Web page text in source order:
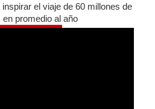
el viaje de 60 millones de
en promedio al año